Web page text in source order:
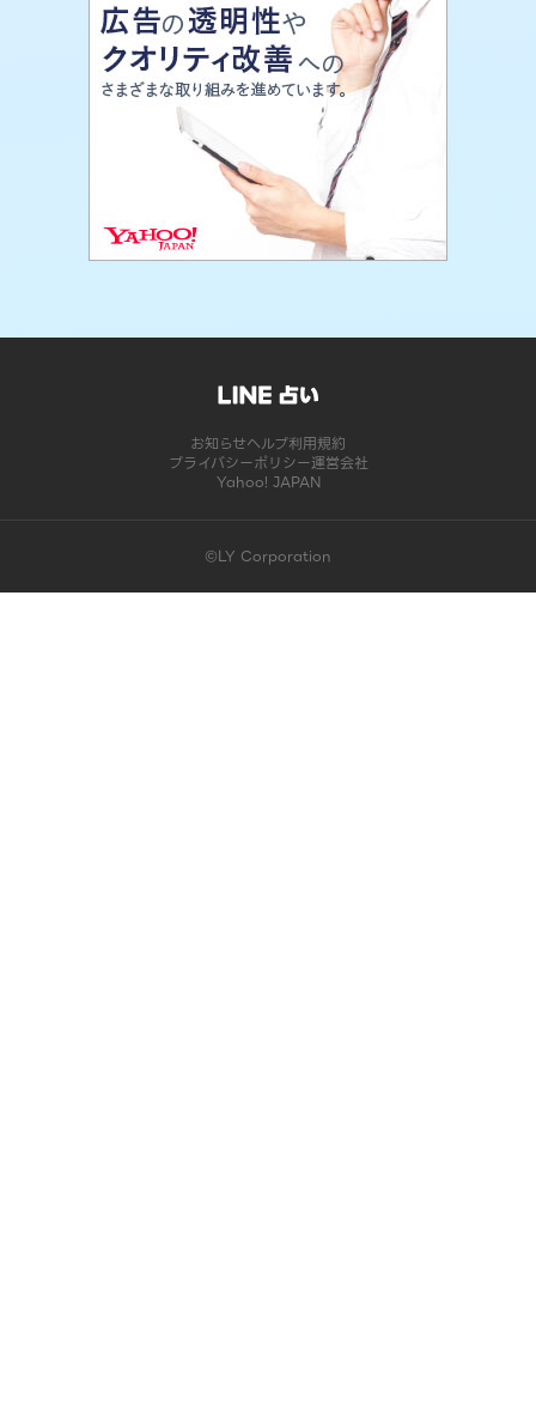
お知らせヘルプ利用規約
プライバシーポリシー運営会社
Yahoo! JAPAN
©LY Corporation
このコンテンツは掲載が終了しました | LINE占い